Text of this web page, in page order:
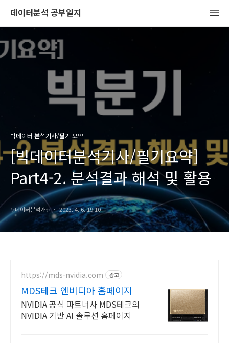
데이터분석 공부일지
빅데이터 분석기사/필기 요약
[빅데이터분석기사/필기요약]
Part4-2. 분석결과 해석 및 활용
✨️데이터분석가✨️ 2023. 4. 6. 19:10
https://mds-nvidia.com 광고
MDS테크 엔비디아 홈페이지
NVIDIA 공식 파트너사 MDS테크의
NVIDIA 기반 AI 솔루션 홈페이지